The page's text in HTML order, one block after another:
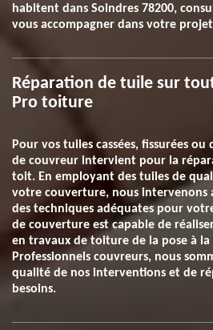
habitent dans Soindres 78200,
vous accompagner dans votre
Réparation de tuile sur
Pro toiture
Pour vos tuiles cassées, fissurées
de couvreur intervient pour la
toit. En employant des tuiles de
votre couverture, nous intervenons
des techniques adéquates pour
de couverture est capable de
en travaux de toiture de la pose à
Professionnels couvreurs, nous
qualité de nos interventions et de
besoins.